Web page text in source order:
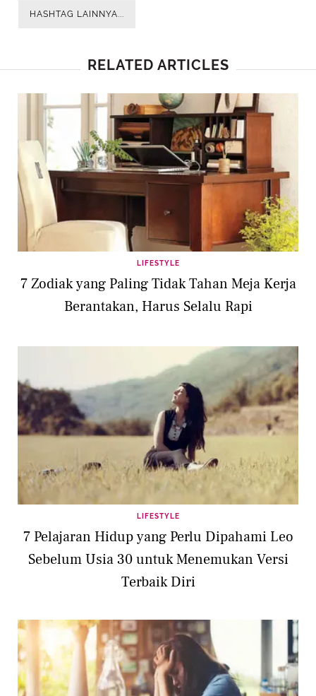
HASHTAG LAINNYA...
RELATED ARTICLES
LIFESTYLE
7 Zodiak yang Paling Tidak Tahan Meja Kerja
Berantakan, Harus Selalu Rapi
LIFESTYLE
7 Pelajaran Hidup yang Perlu Dipahami Leo
Sebelum Usia 30 untuk Menemukan Versi
Terbaik Diri